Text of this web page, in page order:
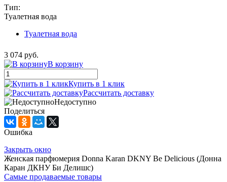
Тип:
Туалетная вода
Туалетная вода
3 074 руб.
В корзину
Купить в 1 клик
Рассчитать доставку
Недоступно
Поделиться
Ошибка
Закрыть окно
Женская парфюмерия Donna Karan DKNY Be Delicious (Донна
Каран ДКНУ Би Делишс)
Самые продаваемые товары